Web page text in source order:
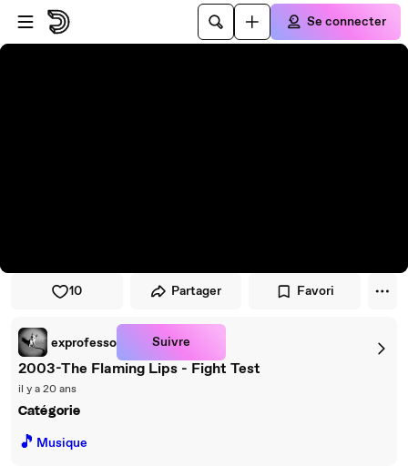
Passer au player
Passer au contenu principal
Se connecter
10 Partager Favori
exprofesso Suivre
2003-The Flaming Lips - Fight Test
il y a 20 ans
Catégorie
🎵 Musique